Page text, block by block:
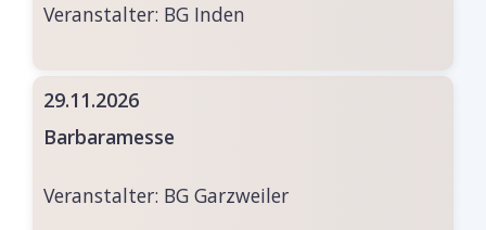
Veranstalter: BG Inden
29.11.2026
Barbaramesse
Veranstalter: BG Garzweiler